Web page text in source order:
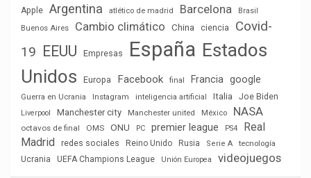
Apple Argentina atlético de madrid Barcelona
Brasil
Buenos Aires
Cambio climático China ciencia
Covid-
19 EEUU Empresas España Estados
Unidos
Europa Facebook final Francia google
Guerra en Ucrania Instagram inteligencia artificial Italia Joe Biden
Liverpool Manchester city Manchester united México NASA
octavos de final OMS ONU PC premier league PS4
Real
Madrid
redes sociales Reino Unido Rusia Serie A
tecnología
Ucrania
UEFA Champions League Unión Europea videojuegos